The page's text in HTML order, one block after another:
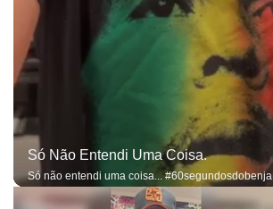
Só Não Entendi Uma Coisa.
Só não entendi uma coisa... #60segundosdobenja